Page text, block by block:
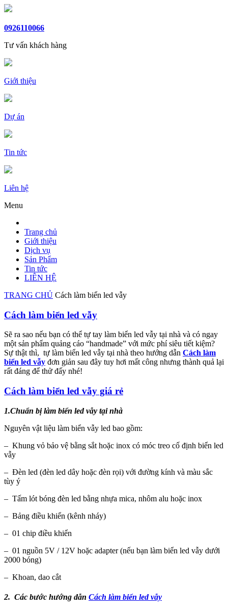
0926110066
Tư vấn khách hàng
Giới thiệu
Dự án
Tin tức
Liên hệ
Menu
Trang chủ
Giới thiệu
Dịch vụ
Sản Phẩm
Tin tức
LIÊN HỆ
TRANG CHỦ Cách làm biển led vẫy
Cách làm biển led vẫy
Sẽ ra sao nếu bạn có thể tự tay làm biển led vẫy tại nhà và có ngay
một sản phẩm quảng cáo “handmade” với mức phí siêu tiết kiệm?
Sự thật thì, tự làm biển led vẫy tại nhà theo hướng dẫn Cách làm
biển led vẫy đơn giản sau đây tuy hơi mất công nhưng thành quả lại
rất đáng để thử đấy nhé!
Cách làm biển led vẫy giá rẻ
1.Chuẩn bị làm biển led vẫy tại nhà
Nguyên vật liệu làm biển vẫy led bao gồm:
– Khung vỏ bảo vệ bằng sắt hoặc inox có móc treo cố định biển led
vẫy
– Đèn led (đèn led dây hoặc đèn rọi) với đường kính và màu sắc
tùy ý
– Tấm lót bóng đèn led bằng nhựa mica, nhôm alu hoặc inox
– Bảng điều khiển (kênh nháy)
– 01 chip điều khiển
– 01 nguồn 5V / 12V hoặc adapter (nếu bạn làm biển led vẫy dưới
2000 bóng)
– Khoan, dao cắt
2. Các bước hướng dẫn Cách làm biển led vẫy